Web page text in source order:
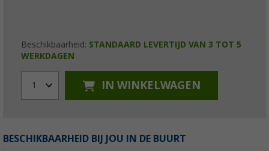
Beschikbaarheid: STANDAARD LEVERTIJD VAN 3 TOT 5
WERKDAGEN
1 IN WINKELWAGEN
BESCHIKBAARHEID BIJ JOU IN DE BUURT